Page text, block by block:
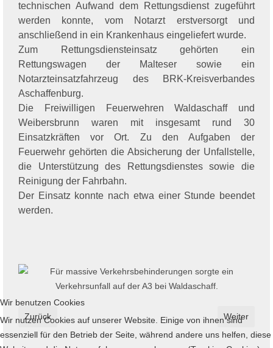
technischen Aufwand dem Rettungsdienst zugeführt
werden konnte, vom Notarzt erstversorgt und
anschließend in ein Krankenhaus eingeliefert wurde.
Zum Rettungsdiensteinsatz gehörten ein
Rettungswagen der Malteser sowie ein
Notarzteinsatzfahrzeug des BRK-Kreisverbandes
Aschaffenburg.
Die Freiwilligen Feuerwehren Waldaschaff und
Weibersbrunn waren mit insgesamt rund 30
Einsatzkräften vor Ort. Zu den Aufgaben der
Feuerwehr gehörten die Absicherung der Unfallstelle,
die Unterstützung des Rettungsdienstes sowie die
Reinigung der Fahrbahn.
Der Einsatz konnte nach etwa einer Stunde beendet
werden.
Vorheriger Beitrag: Regierung von Unterfranken bewilligt dem
Zurück Nächster
Weiter
Wir benutzen Cookies
Wir nutzen Cookies auf unserer Website. Einige von ihnen sind
essenziell für den Betrieb der Seite, während andere uns helfen, diese